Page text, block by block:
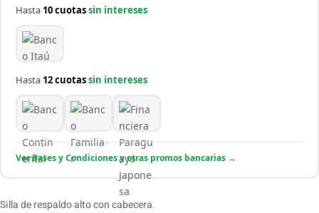
Hasta 10 cuotassin intereses
Hasta 12 cuotassin intereses
Ver Bases y Condiciones y otras promos bancarias →
Silla de respaldo alto con cabecera.